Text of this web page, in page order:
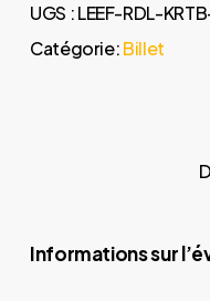
UGS :LEEF-RDL-
Catégorie:Billet
Informations sur